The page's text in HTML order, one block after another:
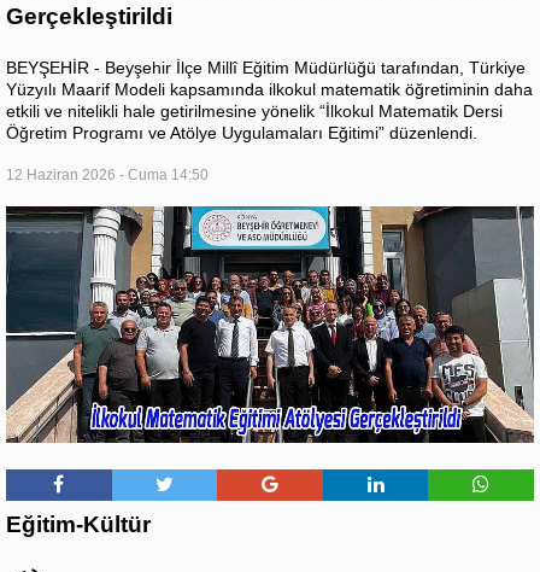
Gerçekleştirildi
BEYŞEHİR - Beyşehir İlçe Millî Eğitim Müdürlüğü tarafından, Türkiye
Yüzyılı Maarif Modeli kapsamında ilkokul matematik öğretiminin daha
etkili ve nitelikli hale getirilmesine yönelik “İlkokul Matematik Dersi
Öğretim Programı ve Atölye Uygulamaları Eğitimi” düzenlendi.
12 Haziran 2026 - Cuma 14:50
Eğitim-Kültür